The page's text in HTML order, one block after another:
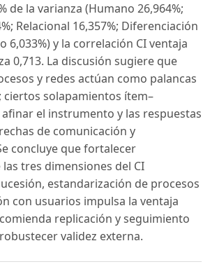
de la varianza (Humano 26,964%;
Relacional 16,357%; Diferenciación
6,033%) y la correlación CI ventaja
0,713. La discusión sugiere que
y redes actúan como palancas
solapamientos ítem–
el instrumento y las respuestas
de comunicación y
concluye que fortalecer
tres dimensiones del CI
estandarización de procesos
con usuarios impulsa la ventaja
replicación y seguimiento
validez externa.